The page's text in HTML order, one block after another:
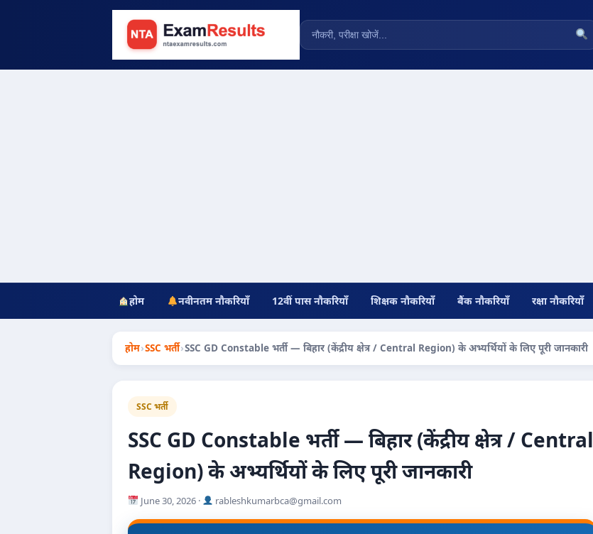
होम नवीनतम नौकरियाँ 12वीं पास नौकरियाँ शिक्षक नौकरियाँ बैंक नौकरियाँ रक्षा नौकरियाँ
होम›SSC भर्ती›SSC GD Constable भर्ती — बिहार (केंद्रीय क्षेत्र / Central Region) के अभ्यर्थियों के लिए पूरी जानकारी
SSC भर्ती
SSC GD Constable भर्ती — बिहार (केंद्रीय क्षेत्र / Central
Region) के अभ्यर्थियों के लिए पूरी जानकारी
June 30, 2026 · rableshkumarbca@gmail.com